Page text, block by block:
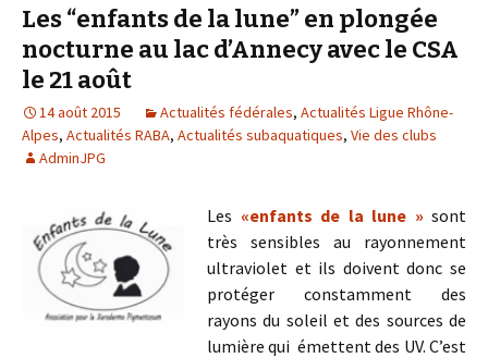
Les “enfants de la lune” en plongée
nocturne au lac d’Annecy avec le CSA
le 21 août
14 août 2015 Actualités fédérales, Actualités Ligue Rhône-
Alpes, Actualités RABA, Actualités subaquatiques, Vie des clubs
AdminJPG
Les «enfants de la lune » sont
très sensibles au rayonnement
ultraviolet et ils doivent donc se
protéger constamment des
rayons du soleil et des sources de
lumière qui émettent des UV. C’est